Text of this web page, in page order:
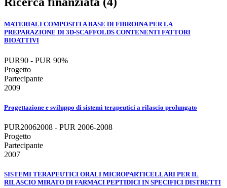
MATERIALI COMPOSITI A BASE DI FIBROINA PER LA
PREPARAZIONE DI 3D-SCAFFOLDS CONTENENTI FATTORI
BIOATTIVI
PUR90 - PUR 90%
Progetto
Partecipante
2009
Progettazione e sviluppo di sistemi terapeutici a rilascio prolungato
PUR20062008 - PUR 2006-2008
Progetto
Partecipante
2007
SISTEMI TERAPEUTICI ORALI MICROPARTICELLARI PER IL
RILASCIO MIRATO DI FARMACI PEPTIDICI IN SPECIFICI DISTRETTI